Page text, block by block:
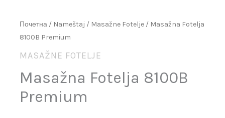
Почетна / Nameštaj / Masažne Fotelje / Masažna Fotelja
8100B Premium
MASAŽNE FOTELJE
Masažna Fotelja 8100B
Premium